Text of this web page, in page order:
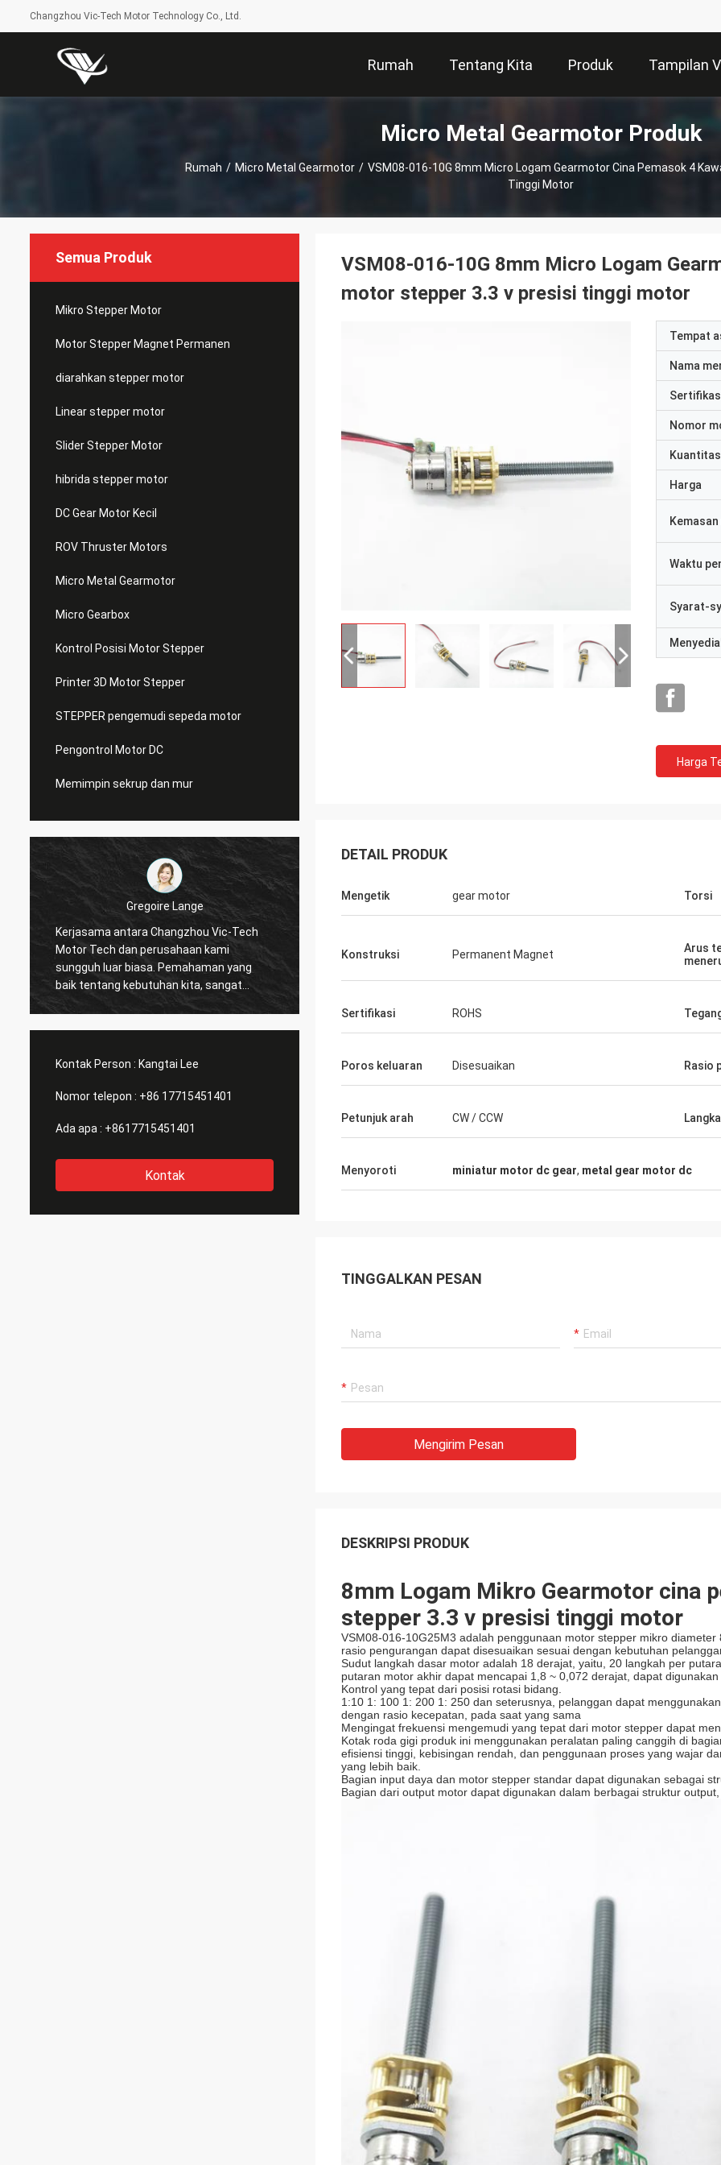
Changzhou Vic-Tech Motor Technology Co., Ltd.
Rumah Tentang Kita Produk Tampilan
Micro Metal Gearmotor Produk
Rumah / Micro Metal Gearmotor / VSM08-016-10G 8mm Micro Logam Gearmotor Cina Pemasok 4
Tinggi Motor
Semua Produk
Mikro Stepper Motor
Motor Stepper Magnet Permanen
diarahkan stepper motor
Linear stepper motor
Slider Stepper Motor
hibrida stepper motor
DC Gear Motor Kecil
ROV Thruster Motors
Micro Metal Gearmotor
Micro Gearbox
Kontrol Posisi Motor Stepper
Printer 3D Motor Stepper
STEPPER pengemudi sepeda motor
Pengontrol Motor DC
Memimpin sekrup dan mur
Vic-Tech
kami
kita, sangat
masalah
David Molevelt
Komunikasi yang profesional dan jelas.
Pesanan dikirim tepat waktu. Konektor
penghitung tempat ditambahkan ke
kiriman. Pengemudi bekerja seperti yang
kita sepakati!
itu dikemas dengan baik. Penjual
membantu dalam membuat keputusan
menyesuaikan produk untuk Anda.
cepat. Produk
Kontak Person : Kangtai Lee
Nomor telepon : +86 17715451401
Ada apa : +8617715451401
Kontak
VSM08-016-10G 8mm Micro Logam
motor stepper 3.3 v presisi tinggi motor
Tempat
Nama
Nomor
Harga
Waktu
Syarat-
Harga
DETAIL PRODUK
Mengetik gear motor Torsi
Konstruksi Permanent Magnet
Arus
Sertifikasi ROHS
Poros keluaran Disesuaikan Rasio
Petunjuk arah CW / CCW
Menyoroti miniatur motor dc gear, metal gear motor dc
TINGGALKAN PESAN
Mengirim Pesan
DESKRIPSI PRODUK
8mm Logam Mikro Gearmotor cina
stepper 3.3 v presisi tinggi motor
VSM08-016-10G25M3 adalah penggunaan motor stepper mikro
rasio pengurangan dapat disesuaikan sesuai dengan kebutuhan
Sudut langkah dasar motor adalah 18 derajat, yaitu, 20 langkah per
putaran motor akhir dapat mencapai 1,8 ~ 0,072 derajat, dapat
Kontrol yang tepat dari posisi rotasi bidang.
1:10 1: 100 1: 200 1: 250 dan seterusnya, pelanggan dapat
dengan rasio kecepatan, pada saat yang sama
Mengingat frekuensi mengemudi yang tepat dari motor stepper dapat
Kotak roda gigi produk ini menggunakan peralatan paling canggih di
efisiensi tinggi, kebisingan rendah, dan penggunaan proses yang wajar
yang lebih baik.
Bagian input daya dan motor stepper standar dapat digunakan sebagai
Bagian dari output motor dapat digunakan dalam berbagai struktur